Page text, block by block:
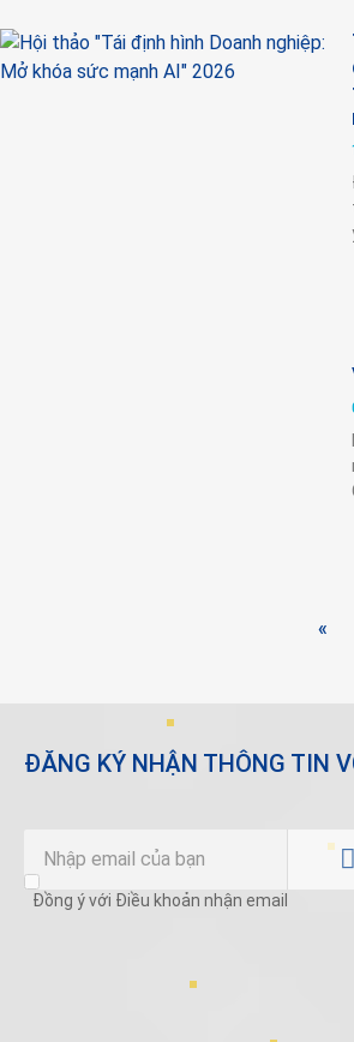
«
ĐĂNG KÝ NHẬN THÔNG TIN
Đồng ý với Điều khoản nhận email